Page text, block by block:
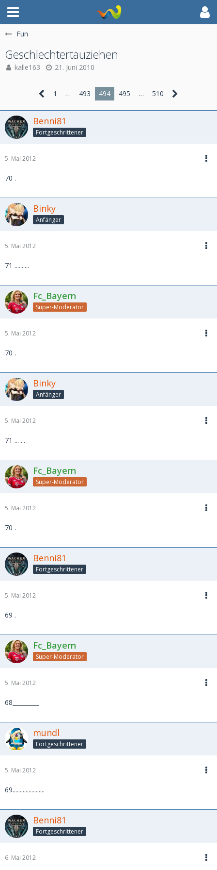
Fun
Geschlechtertauziehen
kalle163 21. Juni 2010
1 … 493 494 495 … 510
Benni81
Fortgeschrittener
5. Mai 2012
70 .
Binky
Anfänger
5. Mai 2012
71 ..........
Fc_Bayern
Super-Moderator
5. Mai 2012
70 .
Binky
Anfänger
5. Mai 2012
71 ... ...
Fc_Bayern
Super-Moderator
5. Mai 2012
70 .
Benni81
Fortgeschrittener
5. Mai 2012
69 .
Fc_Bayern
Super-Moderator
5. Mai 2012
68_________
mundl
Fortgeschrittener
5. Mai 2012
69......................
Benni81
Fortgeschrittener
6. Mai 2012